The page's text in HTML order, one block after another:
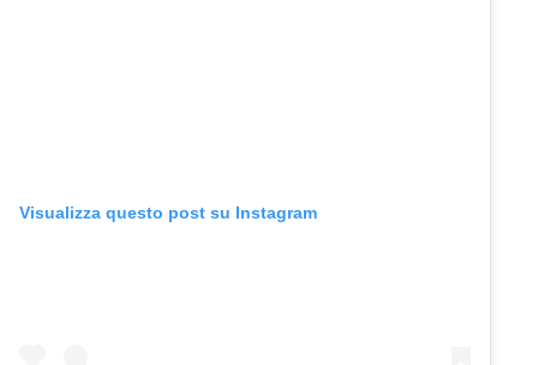
Visualizza questo post su Instagram